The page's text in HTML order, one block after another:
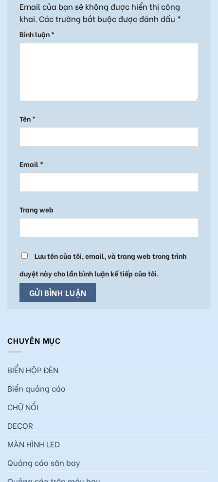
Email của bạn sẽ không được hiển thị công
khai. Các trường bắt buộc được đánh dấu *
Bình luận*
Tên*
Email *
Trang web
Lưu tên của tôi, email, và trang web trong trình
duyệt này cho lần bình luận kế tiếp của tôi.
CHUYÊN MỤC
BIỂN HỘP ĐÈN
Biển quảng cáo
CHỮ NỔI
DECOR
MÀN HÌNH LED
Quảng cáo sân bay